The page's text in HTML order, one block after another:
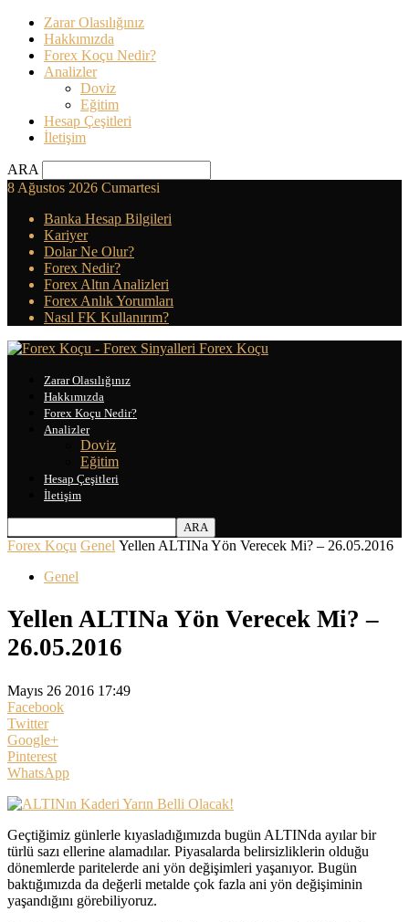
Zarar Olasılığınız
Hakkımızda
Forex Koçu Nedir?
Analizler
Doviz
Eğitim
Hesap Çeşitleri
İletişim
ARA
8 Ağustos 2026 Cumartesi
Banka Hesap Bilgileri
Kariyer
Dolar Ne Olur?
Forex Nedir?
Forex Altın Analizleri
Forex Anlık Yorumları
Nasıl FK Kullanırım?
Forex Koçu
Zarar Olasılığınız
Hakkımızda
Forex Koçu Nedir?
Analizler
Doviz
Eğitim
Hesap Çeşitleri
İletişim
Forex Koçu Genel Yellen ALTINa Yön Verecek Mi? – 26.05.2016
Genel
Yellen ALTINa Yön Verecek Mi? –
26.05.2016
Mayıs 26 2016 17:49
Facebook
Twitter
Google+
Pinterest
WhatsApp
Geçtiğimiz günlerle kıyasladığımızda bugün ALTINda ayılar bir
türlü sazı ellerine alamadılar. Piyasalarda belirsizliklerin olduğu
dönemlerde paritelerde ani yön değişimleri yaşanıyor. Bugün
baktığımızda da değerli metalde çok fazla ani yön değişiminin
yaşandığını görebiliyoruz.